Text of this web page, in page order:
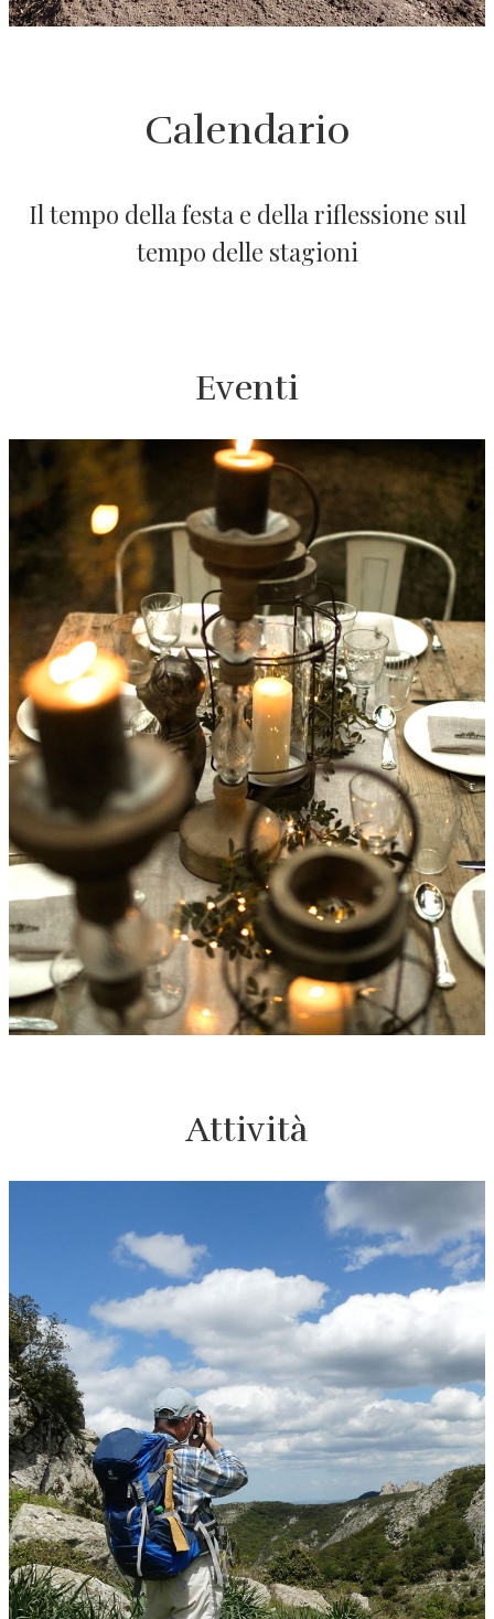
Calendario
Il tempo della festa e della riflessione sul
tempo delle stagioni
Eventi
Attività